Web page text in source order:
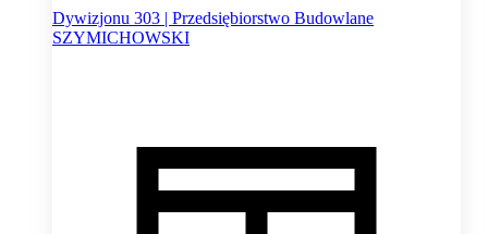
Dywizjonu 303 | Przedsiębiorstwo Budowlane
SZYMICHOWSKI